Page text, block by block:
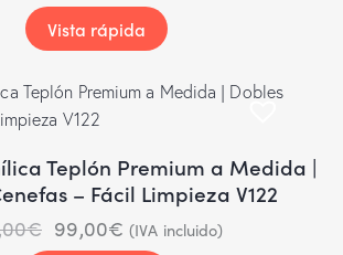
Vista rápida
Teplón Premium a Medida |
– Fácil Limpieza V122
€ 99,00€ (IVA incluido)